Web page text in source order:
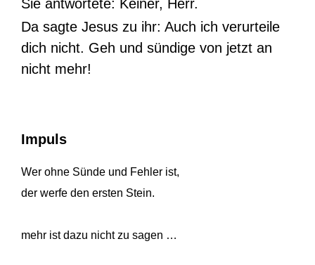
Sie antwortete: Keiner, Herr.
Da sagte Jesus zu ihr: Auch ich verurteile
dich nicht. Geh und sündige von jetzt an
nicht mehr!
Impuls
Wer ohne Sünde und Fehler ist,
der werfe den ersten Stein.
mehr ist dazu nicht zu sagen …